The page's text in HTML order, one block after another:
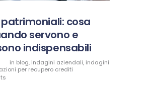
cosa
servono e
indispensabili
in blog, indagini aziendali, indagini
per recupero crediti